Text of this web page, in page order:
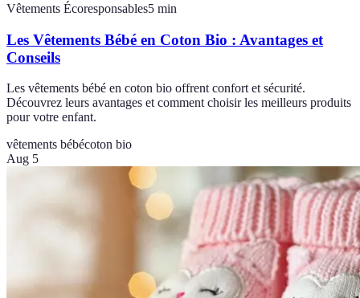
Vêtements Écoresponsables5 min
Les Vêtements Bébé en Coton Bio : Avantages et
Conseils
Les vêtements bébé en coton bio offrent confort et sécurité.
Découvrez leurs avantages et comment choisir les meilleurs produits
pour votre enfant.
vêtements bébécoton bio
Aug 5